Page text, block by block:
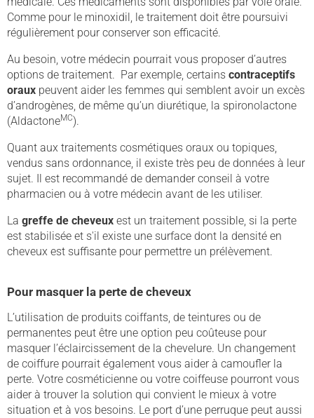
Comme pour le minoxidil, le traitement doit être poursuivi
régulièrement pour conserver son efficacité.
Au besoin, votre médecin pourrait vous proposer d’autres
options de traitement. Par exemple, certains contraceptifs
oraux peuvent aider les femmes qui semblent avoir un excès
d’androgènes, de même qu’un diurétique, la spironolactone
(AldactoneMC).
Quant aux traitements cosmétiques oraux ou topiques,
vendus sans ordonnance, il existe très peu de données à leur
sujet. Il est recommandé de demander conseil à votre
pharmacien ou à votre médecin avant de les utiliser.
La greffe de cheveux est un traitement possible, si la perte
est stabilisée et s'il existe une surface dont la densité en
cheveux est suffisante pour permettre un prélèvement.
Pour masquer la perte de cheveux
L’utilisation de produits coiffants, de teintures ou de
permanentes peut être une option peu coûteuse pour
masquer l’éclaircissement de la chevelure. Un changement
de coiffure pourrait également vous aider à camoufler la
perte. Votre cosméticienne ou votre coiffeuse pourront vous
aider à trouver la solution qui convient le mieux à votre
situation et à vos besoins. Le port d’une perruque peut aussi